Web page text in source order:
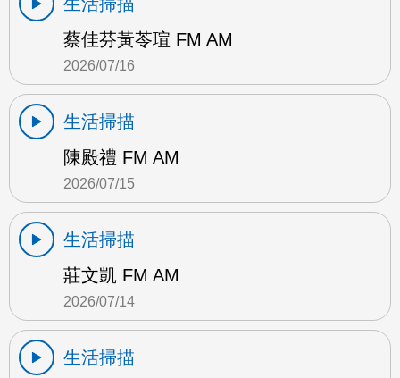
蔡佳芬黃苓瑄 FM AM
2026/07/16
生活掃描
陳殿禮 FM AM
2026/07/15
生活掃描
莊文凱 FM AM
2026/07/14
生活掃描